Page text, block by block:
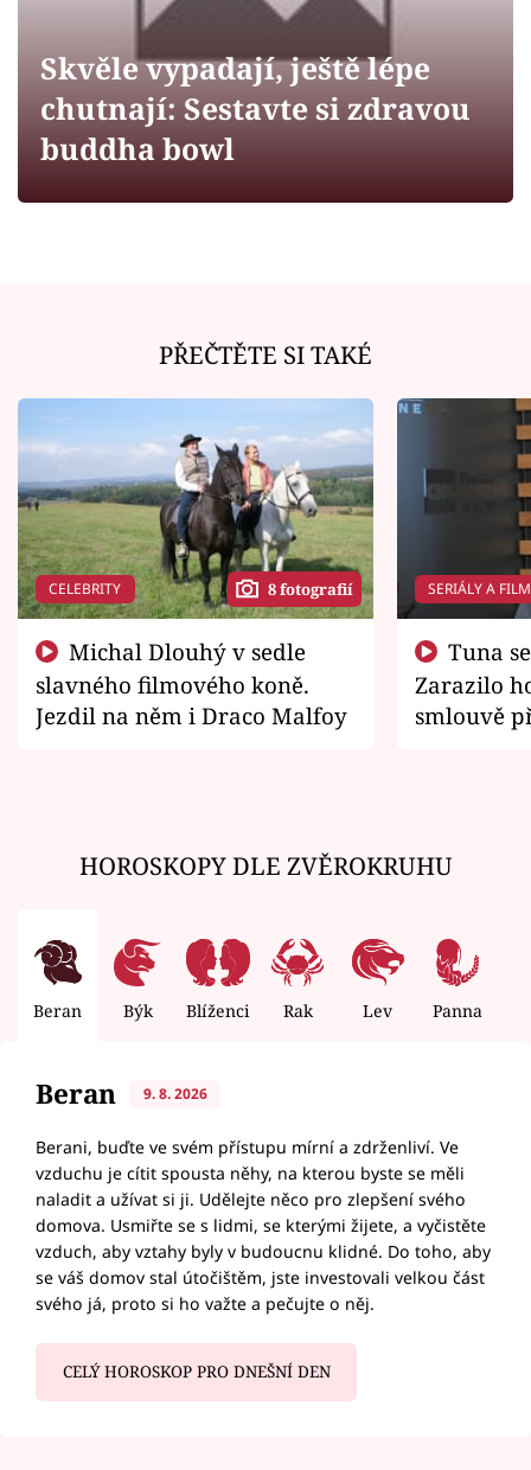
Sledujte prima+
Filmový festival Karlovy Vary
Sledujte nás
Skvěle vypadají, ještě lépe
chutnají: Sestavte si zdravou
buddha bowl
PŘEČTĚTE SI TAKÉ
CELEBRITY 8 fotografií
slavného filmového koně.
Jezdil na něm i Draco Malfoy
SERIÁLY A
Zarazilo
smlouvě
HOROSKOPY DLE ZVĚROKRUHU
Beran Býk Blíženci Rak Lev Panna
Beran 9. 8. 2026
Berani, buďte ve svém přístupu mírní a zdrženliví. Ve
vzduchu je cítit spousta něhy, na kterou byste se měli
naladit a užívat si ji. Udělejte něco pro zlepšení svého
domova. Usmiřte se s lidmi, se kterými žijete, a vyčistěte
vzduch, aby vztahy byly v budoucnu klidné. Do toho, aby
se váš domov stal útočištěm, jste investovali velkou část
svého já, proto si ho važte a pečujte o něj.
CELÝ HOROSKOP PRO DNEŠNÍ DEN